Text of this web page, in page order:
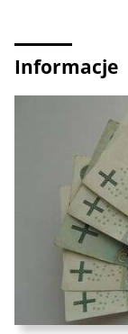
Informacje